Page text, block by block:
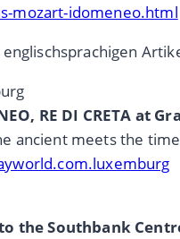
mozart-idomeneo.html
englischsprachigen
RE DI CRETA at
ancient meets the
the Southbank